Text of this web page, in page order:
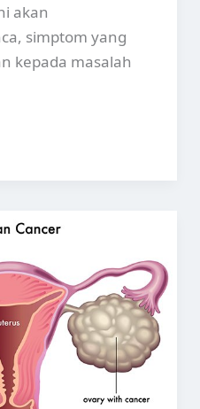
akan
simptom yang
kepada masalah